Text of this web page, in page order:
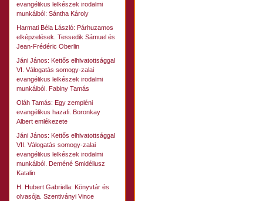
evangélikus lelkészek irodalmi
munkáiból: Sántha Károly
Harmati Béla László: Párhuzamos
elképzelések. Tessedik Sámuel és
Jean-Frédéric Oberlin
Jáni János: Kettős elhivatottsággal
VI. Válogatás somogy-zalai
evangélikus lelkészek irodalmi
munkáiból. Fabiny Tamás
Oláh Tamás: Egy zempléni
evangélikus hazafi. Boronkay
Albert emlékezete
Jáni János: Kettős elhivatottsággal
VII. Válogatás somogy-zalai
evangélikus lelkészek irodalmi
munkáiból. Deméné Smidéliusz
Katalin
H. Hubert Gabriella: Könyvtár és
olvasója. Szentiványi Vince